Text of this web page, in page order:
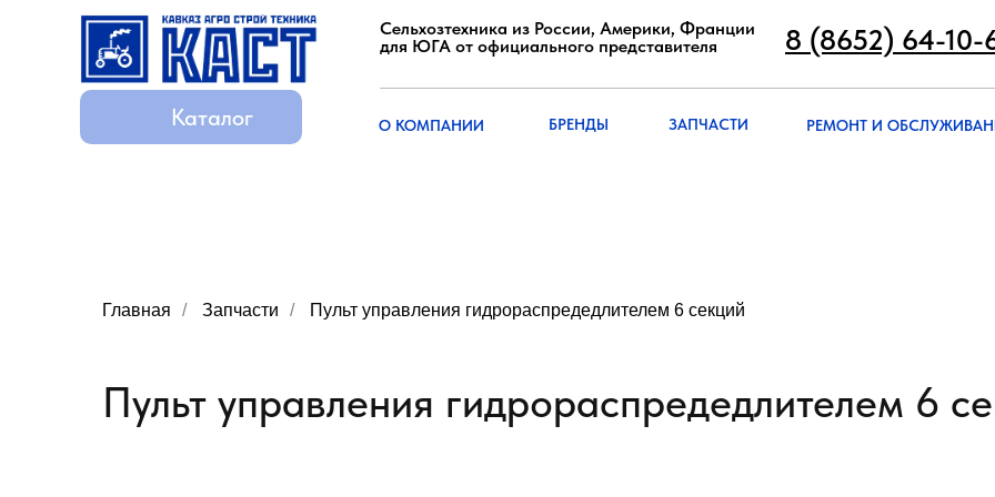
Сельхозтехника из России, Америки, Франции
для ЮГА от официального представителя
8 (8652) 64-10-
ЗАПЧАСТИ
Каталог РЕМОНТ И
БРЕНДЫ
О КОМПАНИИ
8 (8652) 64-10-
О КОМПАНИИ БРЭНДЫ
Каталог ЗАПЧАСТИ
Главная / Запчасти / Пульт управления гидрораспредедлителем 6 секций
Пульт управления гидрораспредедлителем 6